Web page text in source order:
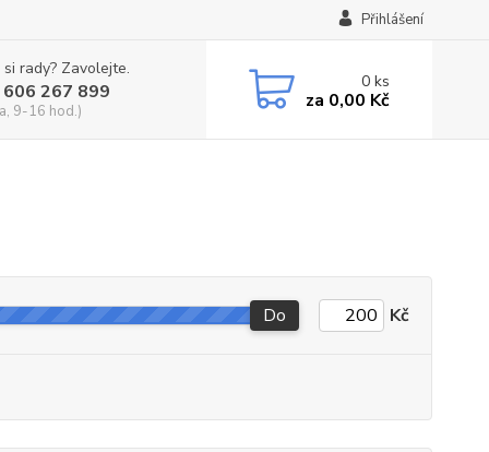
Přihlášení
rady? Zavolejte.
267 899
9-16 hod.)
0ks
za 0,00 Kč
Do Kč